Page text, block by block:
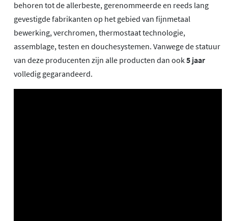
behoren tot de allerbeste, gerenommeerde en reeds lang
gevestigde fabrikanten op het gebied van fijnmetaal
bewerking, verchromen, thermostaat technologie,
assemblage, testen en douchesystemen. Vanwege de statuur
van deze producenten zijn alle producten dan ook5 jaar
volledig gegarandeerd.